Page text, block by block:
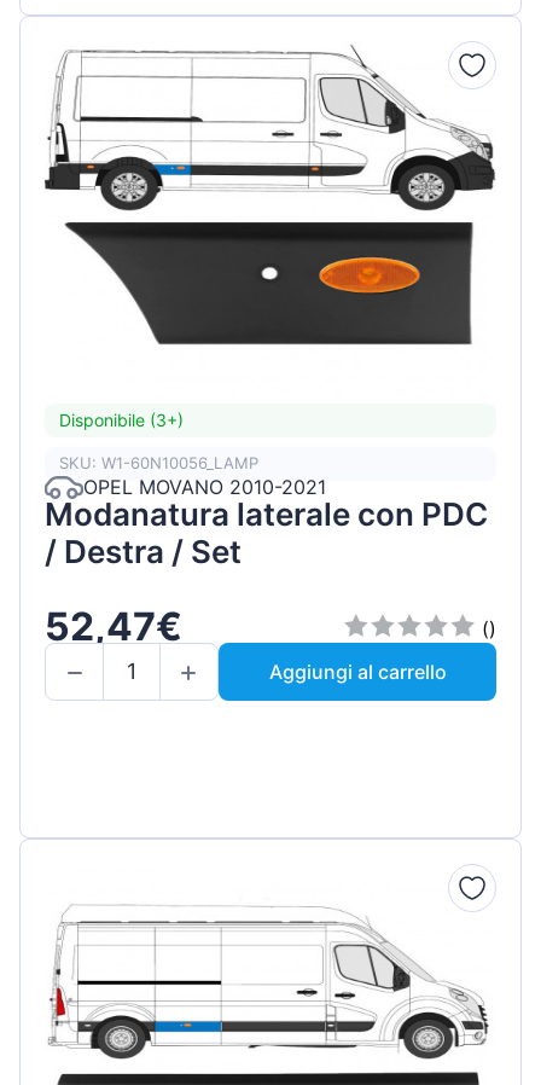
Disponibile (3+)
SKU: W1-60N10056_LAMP
OPEL MOVANO 2010-2021
Modanatura laterale con PDC
/ Destra / Set
52,47€
()
Aggiungi al carrello